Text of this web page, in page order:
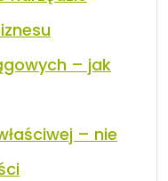
– jak
– nie